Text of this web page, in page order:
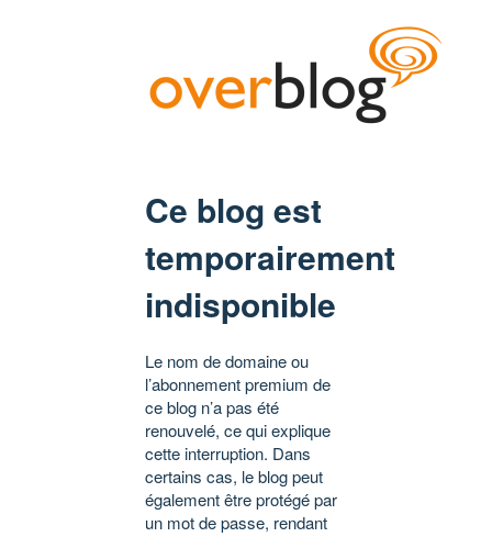
Ce blog est
temporairement
indisponible
Le nom de domaine ou
l’abonnement premium de
ce blog n’a pas été
renouvelé, ce qui explique
cette interruption. Dans
certains cas, le blog peut
également être protégé par
un mot de passe, rendant